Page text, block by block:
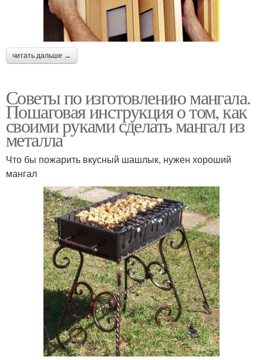
читать дальше →
Советы по изготовлению мангала.
Пошаговая инструкция о том, как
своими руками сделать мангал из
металла
Что бы пожарить вкусный шашлык, нужен хороший
мангал